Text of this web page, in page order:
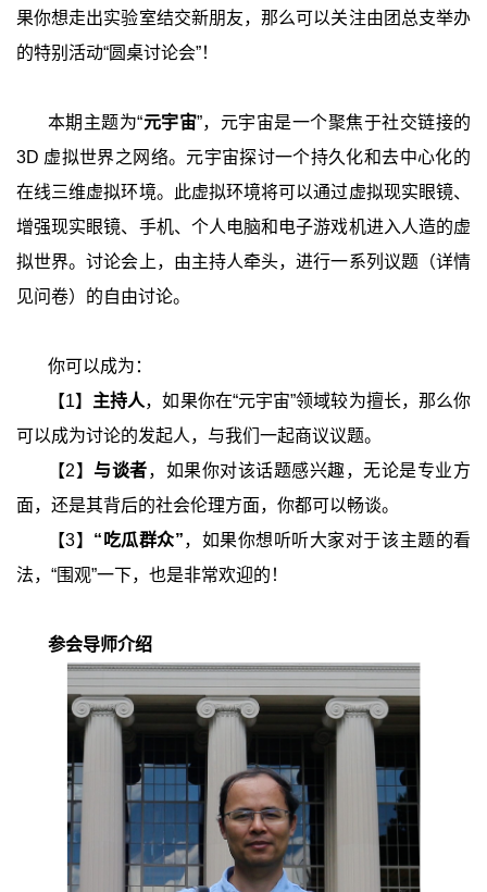
果你想走出实验室结交新朋友，那么可以关注由团总支举办
的特别活动“圆桌讨论会”！
本期主题为“元宇宙”，元宇宙是一个聚焦于社交链接的
3D 虚拟世界之网络。元宇宙探讨一个持久化和去中心化的
在线三维虚拟环境。此虚拟环境将可以通过虚拟现实眼镜、
增强现实眼镜、手机、个人电脑和电子游戏机进入人造的虚
拟世界。讨论会上，由主持人牵头，进行一系列议题（详情
见问卷）的自由讨论。
你可以成为：
【1】 主持人，如果你在“元宇宙”领域较为擅长，那么你
可以成为讨论的发起人，与我们一起商议议题。
【2】 与谈者，如果你对该话题感兴趣，无论是专业方
面，还是其背后的社会伦理方面，你都可以畅谈。
【3】 “ 吃瓜群众”，如果你想听听大家对于该主题的看
法， “围观”一下，也是非常欢迎的！
参会导师介绍